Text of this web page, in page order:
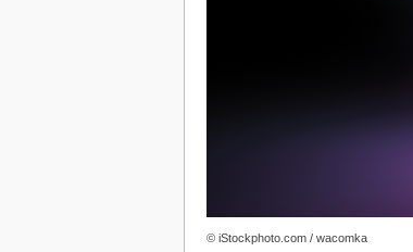
© iStockphoto.com / wacomka